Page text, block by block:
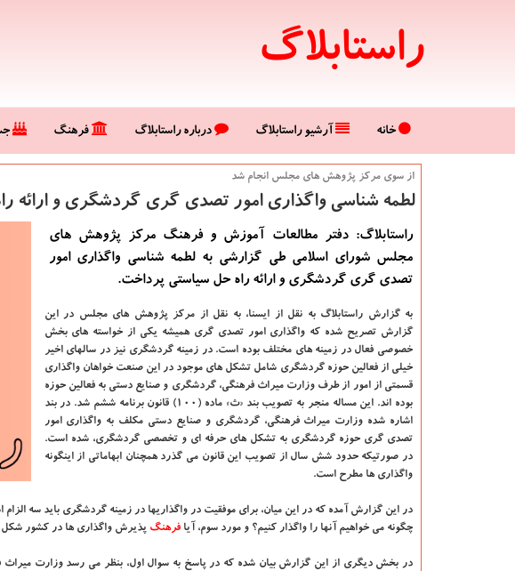
راستابلاگ
خانه آرشیو راستابلاگ درباره راستابلاگ فرهنگ
از سوی مركز پژوهش های مجلس انجام شد
لطمه شناسی واگذاری امور تصدی گری گردشگری و ارائه
راستابلاگ: دفتر مطالعات آموزش و فرهنگ مرکز پژوهش های
مجلس شورای اسلامی طی گزارشی به لطمه شناسی واگذاری امور
تصدی گری گردشگری و ارائه راه حل سیاستی پرداخت.
به گزارش راستابلاگ به نقل از ایسنا، به نقل از مرکز پژوهش های مجلس در این
گزارش تصریح شده که واگذاری امور تصدی گری همیشه یکی از خواسته های بخش
خصوصی فعال در زمینه های مختلف بوده است. در زمینه گردشگری نیز در سالهای اخیر
خیلی از فعالین حوزه گردشگری شامل تشکل های موجود در این صنعت خواهان واگذاری
قسمتی از امور از طرف وزارت میراث فرهنگی، گردشگری و صنایع دستی به فعالین حوزه
بوده اند. این مساله منجر به تصویب بند «ث» ماده (۱۰۰) قانون برنامه ششم شد. در بند
اشاره شده وزارت میراث فرهنگی، گردشگری و صنایع دستی مکلف به واگذاری امور
تصدی گری حوزه گردشگری به تشکل های حرفه ای و تخصصی گردشگری، شده است.
در صورتیکه حدود شش سال از تصویب این قانون می گذرد همچنان ابهاماتی از اینگونه
واگذاری ها مطرح است.
در این گزارش آمده که در این میان، برای موفقیت در واگذاریها در زمینه گردشگری باید سه
چگونه می خواهیم آنها را واگذار کنیم؟ و مورد سوم، آیا فرهنگ پذیرش واگذاری ها در کشور
در بخش دیگری از این گزارش بیان شده که در پاسخ به سوال اول، بنظر می رسد وزارت